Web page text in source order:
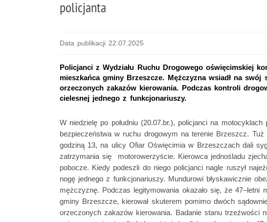
policjanta
Data publikacji 22.07.2025
Policjanci z Wydziału Ruchu Drogowego oświęcimskiej
mieszkańca gminy Brzeszcze. Mężczyzna wsiadł na
orzeczonych zakazów kierowania. Podczas kontroli
cielesnej jednego z funkcjonariuszy.
W niedzielę po południu (20.07.br.), policjanci na motocyklach
bezpieczeństwa w ruchu drogowym na terenie Brzeszcz. Tuż
godziną 13, na ulicy Ofiar Oświęcimia w Brzeszczach dali
zatrzymania się motorowerzyście. Kierowca jednośladu
pobocze. Kiedy podeszli do niego policjanci nagle ruszył
nogę jednego z funkcjonariuszy. Mundurowi błyskawicznie
mężczyznę. Podczas legitymowania okazało się, że 47–letni
gminy Brzeszcze, kierował skuterem pomimo dwóch
orzeczonych zakazów kierowania. Badanie stanu trzeźwości